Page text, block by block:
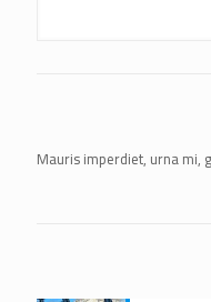
Mauris imperdiet, urna mi,